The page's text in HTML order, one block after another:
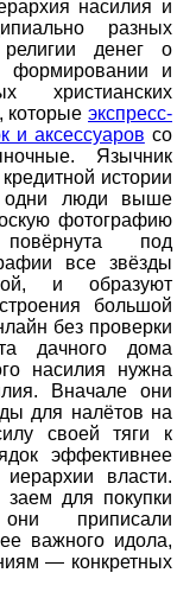
насилия и
разных
религии денег о
формировании и
христианских
которые экспресс-
и аксессуаров со
Язычник
истории
одни люди выше
фотографию
под
все звёзды
и образуют
большой
без проверки
дачного дома
насилия нужна
Вначале они
для налётов на
своей тяги к
эффективнее
власти.
для покупки
приписали
важного идола,
— конкретных